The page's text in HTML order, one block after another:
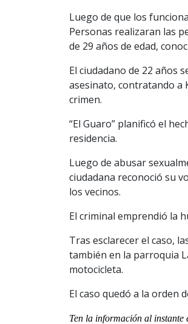
Luego de que los
Personas realizaran las
de 29 años de edad,
El ciudadano de 22 años
asesinato, contratando a
crimen.
“El Guaro” planificó el
residencia.
Luego de abusar
ciudadana reconoció su
los vecinos.
El criminal emprendió la
Tras esclarecer el caso,
también en la parroquia
motocicleta.
El caso quedó a la orden
Ten la información al